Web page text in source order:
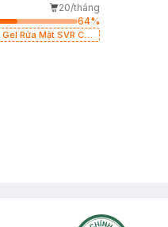
20/tháng
64%
Rửa Mặt SVR Cho